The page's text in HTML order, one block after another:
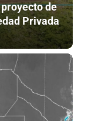
Privada